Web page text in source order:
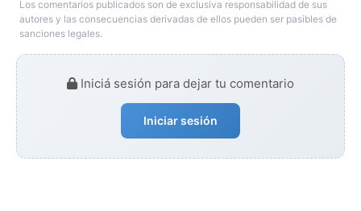
Los comentarios publicados son de exclusiva responsabilidad de sus
autores y las consecuencias derivadas de ellos pueden ser pasibles de
sanciones legales.
Iniciá sesión para dejar tu comentario
Iniciar sesión